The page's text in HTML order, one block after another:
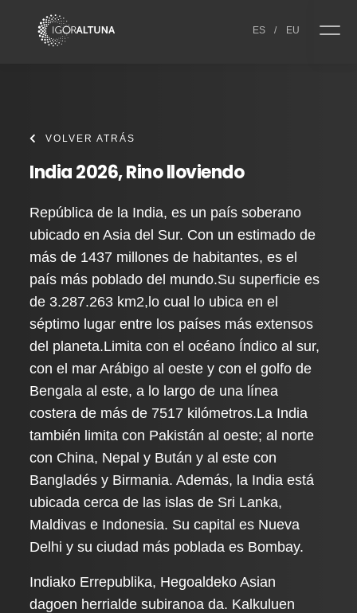
ES / EU
VOLVER ATRÁS
India 2026, Rino lloviendo
República de la India, es un país soberano
ubicado en Asia del Sur. Con un estimado de
más de 1437 millones de habitantes, es el
país más poblado del mundo.Su superficie es
de 3.287.263 km2,lo cual lo ubica en el
séptimo lugar entre los países más extensos
del planeta.Limita con el océano Índico al sur,
con el mar Arábigo al oeste y con el golfo de
Bengala al este, a lo largo de una línea
costera de más de 7517 kilómetros.La India
también limita con Pakistán al oeste; al norte
con China, Nepal y Bután y al este con
Bangladés y Birmania. Además, la India está
ubicada cerca de las islas de Sri Lanka,
Maldivas e Indonesia. Su capital es Nueva
Delhi y su ciudad más poblada es Bombay.
Indiako Errepublika, Hegoaldeko Asian
dagoen herrialde subiranoa da. Kalkuluen